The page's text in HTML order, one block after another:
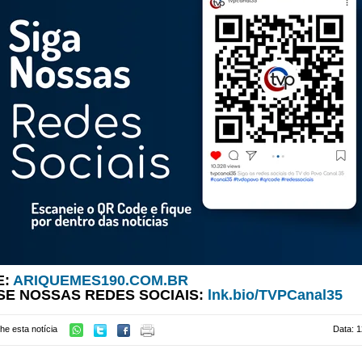
ARIQUEMES190.COM.BR
NOSSAS REDES SOCIAIS: lnk.bio/TVPCanal35
Data:
esta notícia